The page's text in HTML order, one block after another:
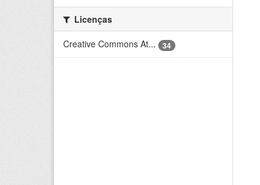
Licenças
Creative Commons At...
34